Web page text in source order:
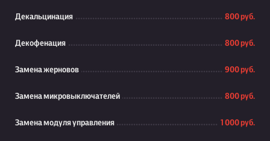
Декальцинация 800 руб.
Декофенация 800 руб.
Замена жерновов 900 руб.
Замена микровыключателей 800 руб.
Замена модуля управления 1 000 руб.